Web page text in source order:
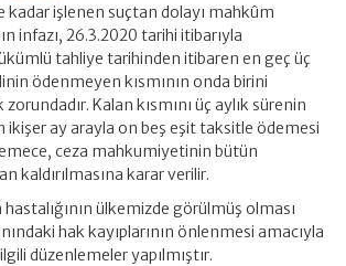
işlenen suçtan dolayı mahkûm
infazı, 26.3.2020 tarihi itibarıyla
tahliye tarihinden itibaren en geç üç
ödenmeyen kısmının onda birini
Kalan kısmını üç aylık sürenin
ay arayla on beş eşit taksitle ödemesi
ceza mahkumiyetinin bütün
kaldırılmasına karar verilir.
ülkemizde görülmüş olması
hak kayıplarının önlenmesi amacıyla
düzenlemeler yapılmıştır.